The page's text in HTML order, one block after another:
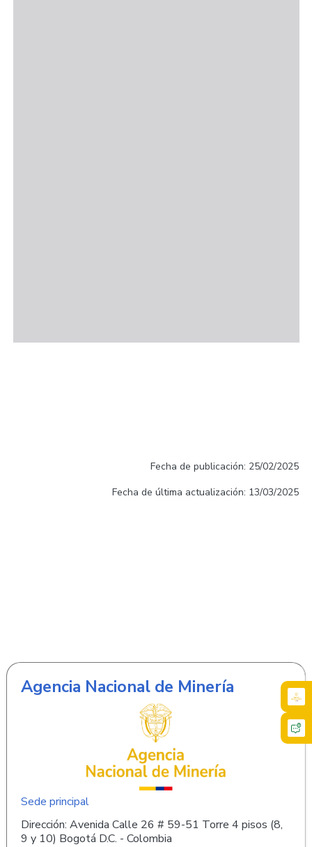
Fecha de publicación: 25/02/2025
Fecha de última actualización: 13/03/2025
Agencia Nacional de Minería
Sede principal
Dirección: Avenida Calle 26 # 59-51 Torre 4 pisos (8,
9 y 10) Bogotá D.C. - Colombia